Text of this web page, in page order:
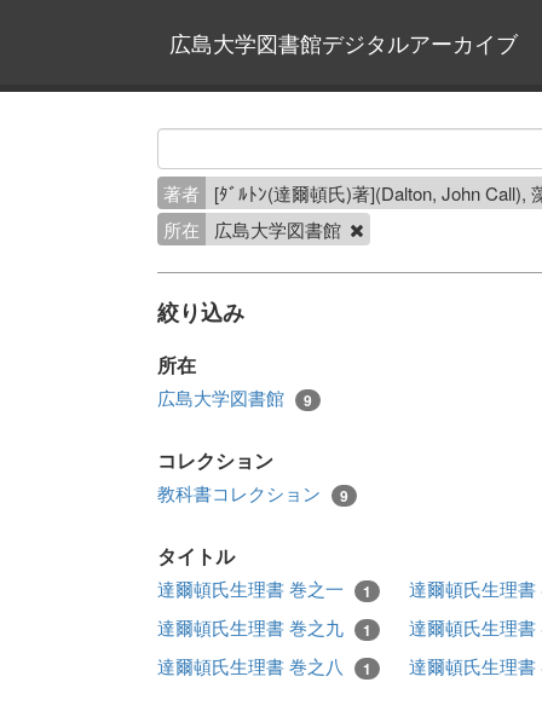
広島大学図書館デジタルアーカイブ
著者
[ﾀﾞﾙﾄﾝ(達爾頓氏)著](Dalton, John
所在
広島大学図書館
絞り込み
所在
広島大学図書館 9
コレクション
教科書コレクション 9
タイトル
達爾頓氏生理書 巻之一 1
達爾頓氏生理
達爾頓氏生理書 巻之九
1
達爾頓氏生理
達爾頓氏生理書 巻之八
1 達爾頓氏生理